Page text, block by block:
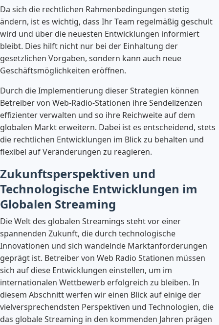
Da sich die rechtlichen Rahmenbedingungen stetig
ändern, ist es wichtig, dass Ihr Team regelmäßig geschult
wird und über die neuesten Entwicklungen informiert
bleibt. Dies hilft nicht nur bei der Einhaltung der
gesetzlichen Vorgaben, sondern kann auch neue
Geschäftsmöglichkeiten eröffnen.
Durch die Implementierung dieser Strategien können
Betreiber von Web-Radio-Stationen ihre Sendelizenzen
effizienter verwalten und so ihre Reichweite auf dem
globalen Markt erweitern. Dabei ist es entscheidend, stets
die rechtlichen Entwicklungen im Blick zu behalten und
flexibel auf Veränderungen zu reagieren.
Zukunftsperspektiven und
Technologische Entwicklungen im
Globalen Streaming
Die Welt des globalen Streamings steht vor einer
spannenden Zukunft, die durch technologische
Innovationen und sich wandelnde Marktanforderungen
geprägt ist. Betreiber von Web Radio Stationen müssen
sich auf diese Entwicklungen einstellen, um im
internationalen Wettbewerb erfolgreich zu bleiben. In
diesem Abschnitt werfen wir einen Blick auf einige der
vielversprechendsten Perspektiven und Technologien, die
das globale Streaming in den kommenden Jahren prägen